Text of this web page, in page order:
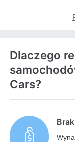
Dlaczego
Cars?